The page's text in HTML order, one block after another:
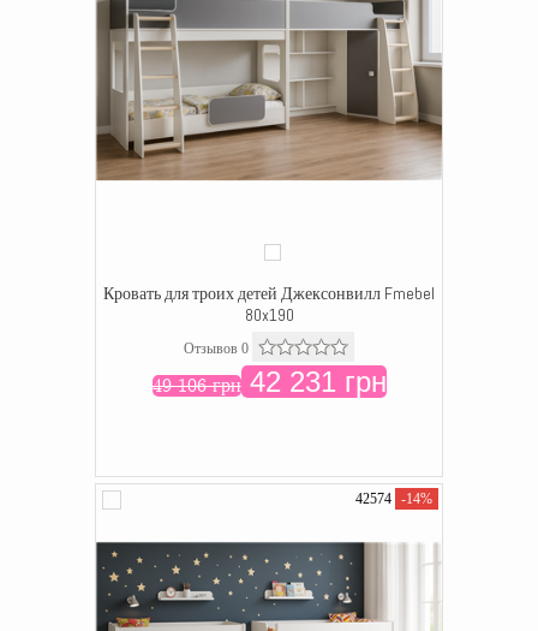
Кровать для троих детей Джексонвилл Fmebel
80x190
Отзывов 0
49 106 грн42 231 грн
42574 -14%